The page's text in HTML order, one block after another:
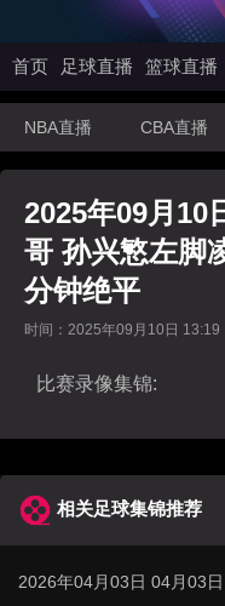
首页 足球直播 篮球直播
NBA直播 CBA直播
2025年09月10
哥 孙兴慜左脚
分钟绝平
时间：2025年09月10日 13:19
比赛录像集锦:
相关足球集锦推荐
2026年04月03日 04月03